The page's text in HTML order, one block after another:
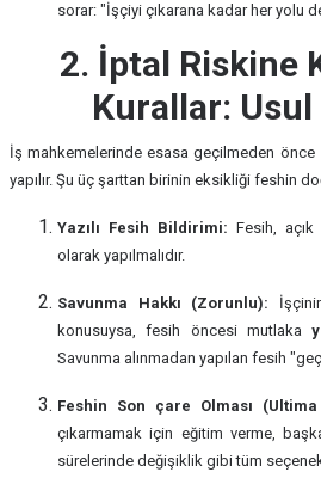
sorar: "İşçiyi çıkarana kadar her yolu
2. İptal Riskine
Kurallar: Usul
İş mahkemelerinde esasa geçilmeden
yapılır. Şu üç şarttan birinin eksikliği feshin
Yazılı Fesih Bildirimi: Fesih, açık
olarak yapılmalıdır.
Savunma Hakkı (Zorunlu):
konusuysa, fesih öncesi mutlaka
Savunma alınmadan yapılan fesih
Feshin Son çare Olması (Ultima
çıkarmamak için eğitim verme,
sürelerinde değişiklik gibi tüm